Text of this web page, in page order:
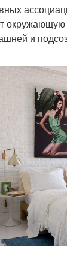
окружающую
и